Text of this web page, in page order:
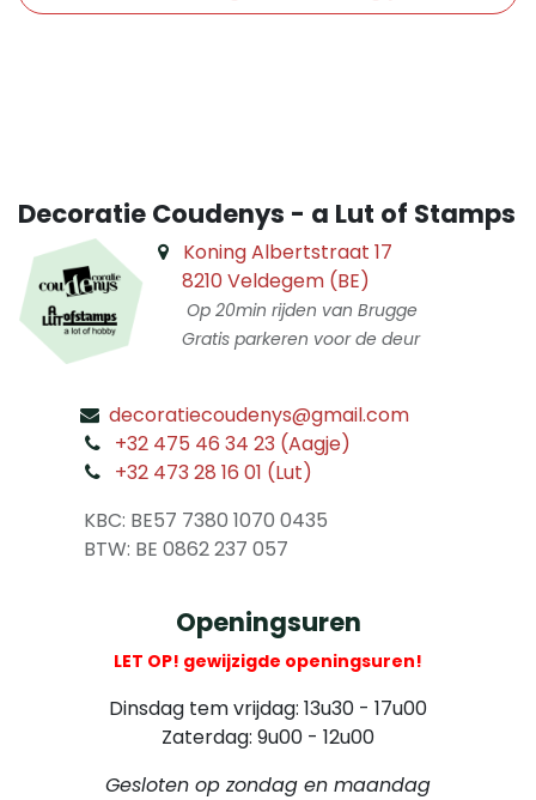
Decoratie Coudenys - a Lut of Stamps
Koning Albertstraat 17
8210 Veldegem (BE)
Op 20min rijden van Brugge
Gratis parkeren voor de deur
decoratiecoudenys@gmail.com
+32 475 46 34 23 (Aagje)
+32 473 28 16 01 (Lut)
KBC: BE57 7380 1070 0435
​ BTW: BE 0862 237 057
Openingsuren
LET OP! gewijzigde openingsuren!
Dinsdag tem vrijdag: 13u30 - 17u00
Zaterdag: 9u00 - 12u00
Gesloten op zondag en maandag